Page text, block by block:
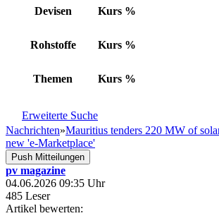
Devisen Kurs %
Rohstoffe Kurs %
Themen Kurs %
Erweiterte Suche
Nachrichten»Mauritius tenders 220 MW of
new 'e-Marketplace'
Push Mitteilungen
pv magazine
04.06.2026 09:35 Uhr
485 Leser
Artikel bewerten: